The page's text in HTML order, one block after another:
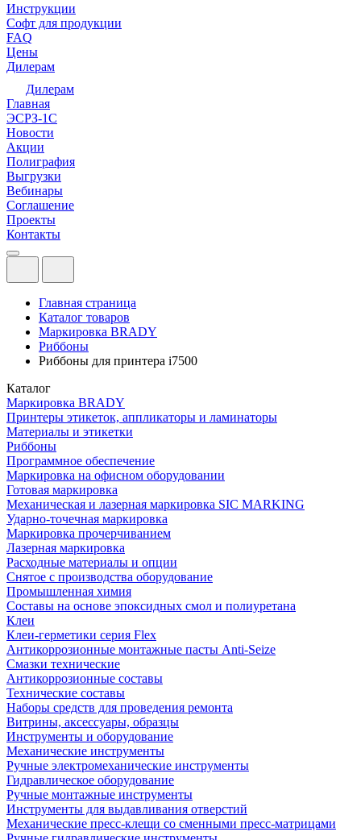
Инструкции
Софт для продукции
FAQ
Цены
Дилерам
Дилерам
Главная
ЭСРЗ-1С
Новости
Акции
Полиграфия
Выгрузки
Вебинары
Соглашение
Проекты
Контакты
Главная страница
Каталог товаров
Маркировка BRADY
Риббоны
Риббоны для принтера i7500
Каталог
Маркировка BRADY
Принтеры этикеток, аппликаторы и ламинаторы
Материалы и этикетки
Риббоны
Программное обеспечение
Маркировка на офисном оборудовании
Готовая маркировка
Механическая и лазерная маркировка SIC MARKING
Ударно-точечная маркировка
Маркировка прочерчиванием
Лазерная маркировка
Расходные материалы и опции
Снятое с производства оборудование
Промышленная химия
Составы на основе эпоксидных смол и полиуретана
Клеи
Клеи-герметики серия Flex
Антикоррозионные монтажные пасты Anti-Seize
Смазки технические
Антикоррозионные составы
Технические составы
Наборы средств для проведения ремонта
Витрины, аксессуары, образцы
Инструменты и оборудование
Механические инструменты
Ручные электромеханические инструменты
Гидравлическое оборудование
Ручные монтажные инструменты
Инструменты для выдавливания отверстий
Механические пресс-клещи со сменными пресс-матрицами